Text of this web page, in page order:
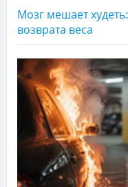
Мозг мешает
возврата веса